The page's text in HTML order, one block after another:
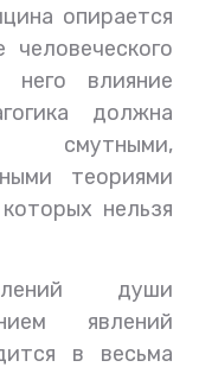
опирается
влияние
должна
смутными,
теориями
нельзя
души
явлений
в весьма